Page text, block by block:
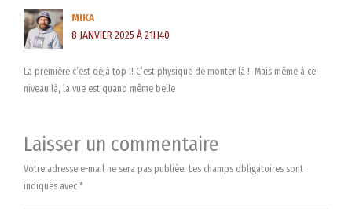
MIKA
8 JANVIER 2025 À 21H40
La première c’est déjà top !! C’est physique de monter là !! Mais même à ce
niveau là, la vue est quand même belle
Laisser un commentaire
Votre adresse e-mail ne sera pas publiée. Les champs obligatoires sont
indiqués avec *